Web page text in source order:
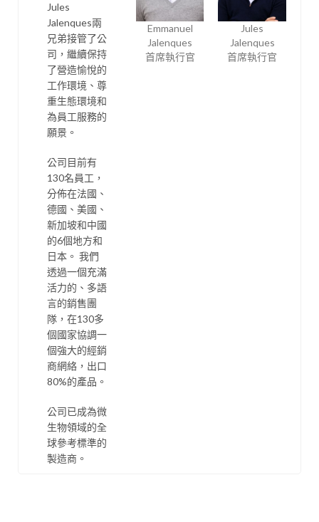
Jules
Jalenques兩
兄弟接管了公
司，繼續保持
了營造愉悅的
工作環境、尊
重生態環境和
為員工服務的
願景。
公司目前有
130名員工，
分佈在法國、
德國、美國、
新加坡和中國
的6個地方和
日本。 我們
透過一個充滿
活力的、多語
言的銷售團
隊，在130多
個國家協調一
個強大的經銷
商網絡，出口
80%的產品。
公司已成為微
生物領域的全
球參考標準的
製造商。
Emmanuel
Jalenques
首席執行官
Jules
Jalenques
首席執行官